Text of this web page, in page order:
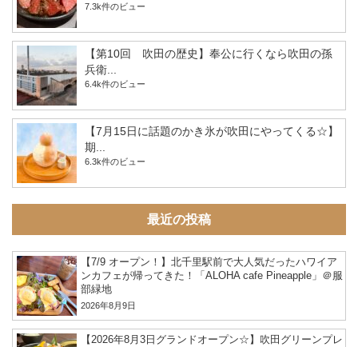
7.3k件のビュー
【第10回 吹田の歴史】奉公に行くなら吹田の孫
兵衛...
6.4k件のビュー
【7月15日に話題のかき氷が吹田にやってくる☆】
期...
6.3k件のビュー
最近の投稿
【7/9 オープン！】北千里駅前で大人気だったハワイア
ンカフェが帰ってきた！「ALOHA cafe Pineapple」＠服
部緑地
2026年8月9日
【2026年8月3日グランドオープン☆】吹田グリーンプレ